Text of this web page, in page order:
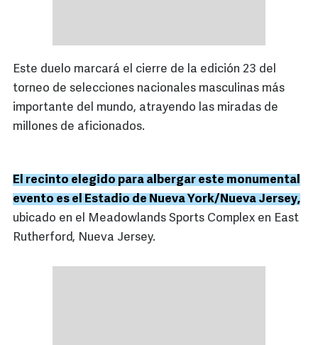
Este duelo marcará el cierre de la edición 23 del
torneo de selecciones nacionales masculinas más
importante del mundo, atrayendo las miradas de
millones de aficionados.
El recinto elegido para albergar este monumental
evento es el Estadio de Nueva York/Nueva Jersey,
ubicado en el Meadowlands Sports Complex en East
Rutherford, Nueva Jersey.